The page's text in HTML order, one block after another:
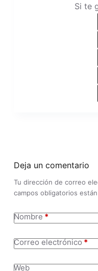
Si te
Deja un comentario
Tu dirección de correo
campos obligatorios
Nombre*
Correo electrónico*
Web